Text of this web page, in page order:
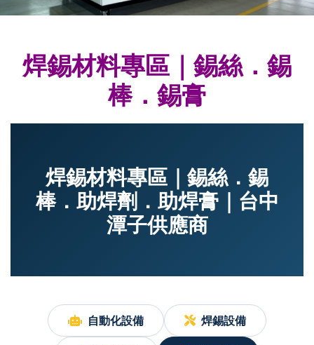
焊錫材料專區｜錫絲．錫
棒．錫膏
焊錫材料專區｜錫絲．錫
棒．助焊劑．助焊膏｜台中
潭子供應商
自動化設備 焊錫設備